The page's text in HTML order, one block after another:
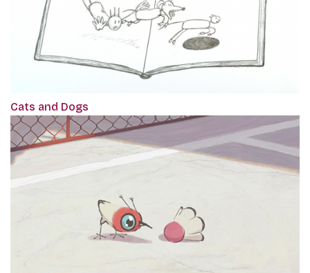
Cats and Dogs